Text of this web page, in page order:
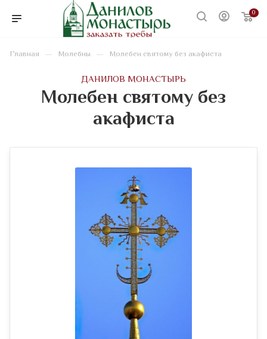
0
Главная — Молебны — Молебен святому без акафиста
ДАНИЛОВ МОНАСТЫРЬ
Молебен святому без
акафиста